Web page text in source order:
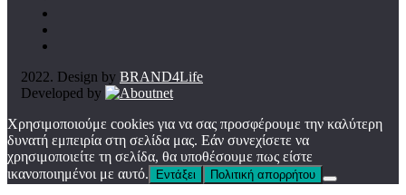
2022. Design by BRAND4Life
Developed by
Χρησιμοποιούμε cookies για να σας προσφέρουμε την καλύτερη
δυνατή εμπειρία στη σελίδα μας. Εάν συνεχίσετε να
χρησιμοποιείτε τη σελίδα, θα υποθέσουμε πως είστε
ικανοποιημένοι με αυτό.
Εντάξει Πολιτική απορρήτου